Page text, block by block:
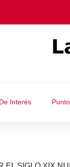
Interés